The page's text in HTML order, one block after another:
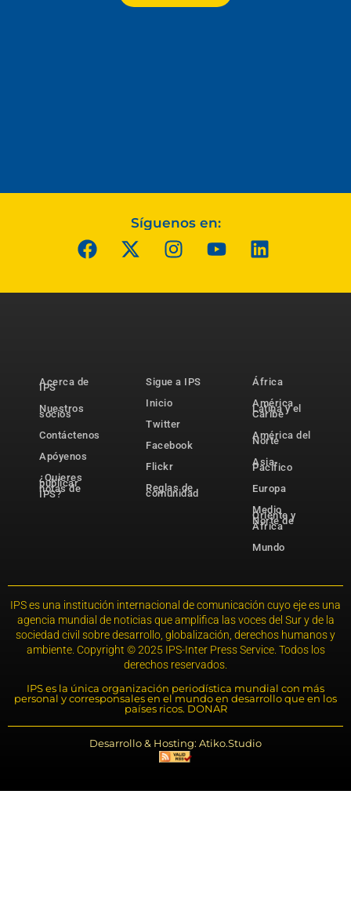
Síguenos en:
Acerca de
IPS
Nuestros
socios
Contáctenos
Apóyenos
¿Quieres
publicar
notas de
IPS?
Sigue a IPS
Inicio
Twitter
Facebook
Flickr
Reglas de
comunidad
África
América
Latina y el
Caribe
América del
Norte
Asia-
Pacífico
Europa
Medio
Oriente y
Norte de
África
Mundo
IPS es una institución internacional de comunicación cuyo eje es una
agencia mundial de noticias que amplifica las voces del Sur y de la
sociedad civil sobre desarrollo, globalización, derechos humanos y
ambiente. Copyright © 2025 IPS-Inter Press Service. Todos los
derechos reservados.
IPS es la única organización periodística mundial con más
personal y corresponsales en el mundo en desarrollo que en los
países ricos. DONAR
Desarrollo & Hosting: Atiko.Studio